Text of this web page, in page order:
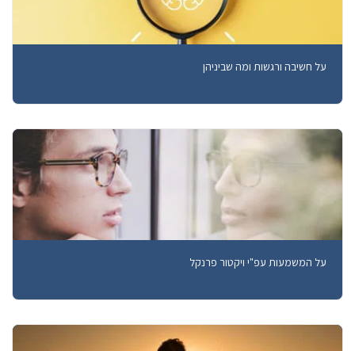
על חשיבה ורגשות ומה שביניהן
על המשמעות עפ"י ויקטור פרנקל